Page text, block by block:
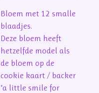
Bloem met 12 smalle
blaadjes.
Deze bloem heeft
hetzelfde model als
de bloem op de
cookie kaart / backer
"a little smile for